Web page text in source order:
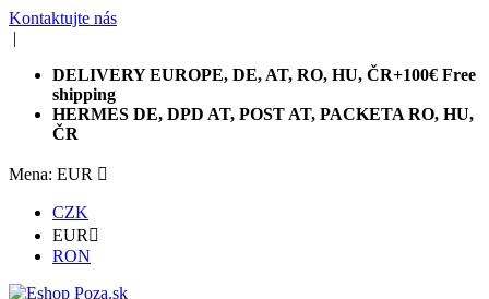
Kontaktujte nás
|
DELIVERY EUROPE, DE, AT, RO, HU, ČR+100€ Free
shipping
HERMES DE, DPD AT, POST AT, PACKETA RO, HU,
ČR
Mena: EUR 
CZK
EUR 
RON